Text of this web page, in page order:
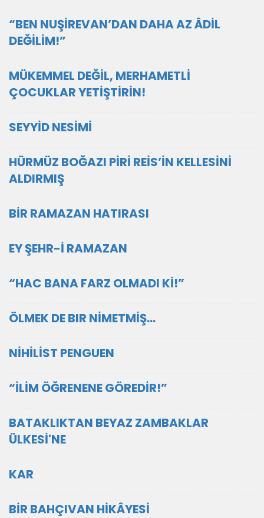
“BEN NUŞİREVAN’DAN DAHA AZ ÂDİL
DEĞİLİM!”
MÜKEMMEL DEĞİL, MERHAMETLİ
ÇOCUKLAR YETİŞTİRİN!
SEYYİD NESİMİ
HÜRMÜZ BOĞAZI PİRİ REİS’İN KELLESİNİ
ALDIRMIŞ
BİR RAMAZAN HATIRASI
EY ŞEHR-İ RAMAZAN
“HAC BANA FARZ OLMADI Kİ!”
ÖLMEK DE BIR NİMETMİŞ...
NİHİLİST PENGUEN
“İLİM ÖĞRENENE GÖREDİR!”
BATAKLIKTAN BEYAZ ZAMBAKLAR
ÜLKESİ'NE
KAR
BİR BAHÇIVAN HİKÂYESİ